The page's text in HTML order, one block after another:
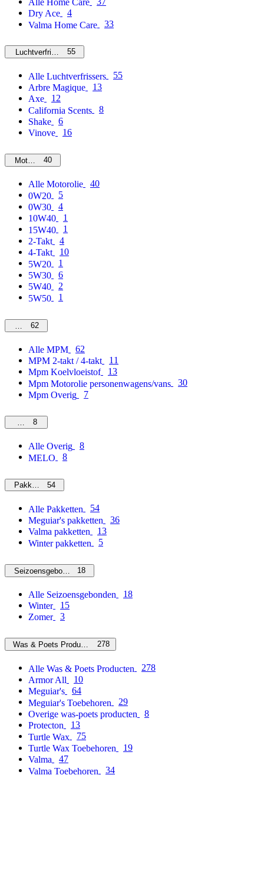
Dry Ace
4
Valma Home Care
33
Luchtverfrissers55
Alle Luchtverfrissers
55
Arbre Magique
13
Axe
12
California Scents
8
Shake
6
Vinove
16
Motorolie40
Alle Motorolie
40
0W20
5
0W30
4
10W40
1
15W40
1
2-Takt
4
4-Takt
10
5W20
1
5W30
6
5W40
2
5W50
1
MPM62
Alle MPM
62
MPM 2-takt / 4-takt
11
Mpm Koelvloeistof
13
Mpm Motorolie personenwagens/vans
30
Mpm Overig
7
Overig
8
Alle Overig
8
MELO
8
Pakketten54
Alle Pakketten
54
Meguiar's pakketten
36
Valma pakketten
13
Winter pakketten
5
Seizoensgebonden18
Alle Seizoensgebonden
18
Winter
15
Zomer
3
Was & Poets Producten 278
Alle Was & Poets Producten
278
Armor All
10
Meguiar's
64
Meguiar's Toebehoren
29
Overige was-poets producten
8
Protecton
13
Turtle Wax
75
Turtle Wax Toebehoren
19
Valma
47
Valma Toebehoren
34